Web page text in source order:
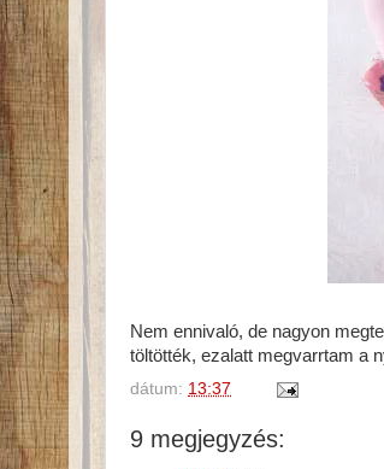
Nem ennivaló, de nagyon
töltötték, ezalatt megvarrtam a
dátum: 13:37
9 megjegyzés: